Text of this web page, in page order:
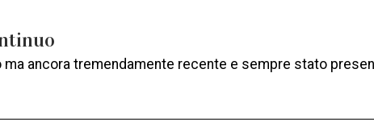
ancora tremendamente recente e sempre stato